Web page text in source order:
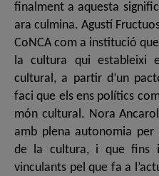
finalment a aquesta
ara culmina. Agustí
CoNCA com a institució
la cultura qui estableixi
cultural, a partir d’un
faci que els ens polítics
món cultural. Nora
amb plena autonomia per
de la cultura, i que fins
vinculants pel que fa a